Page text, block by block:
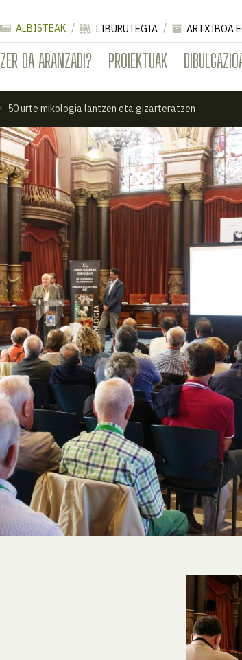
ZER DA ARANZADI? PROIEKTUAK
ALBISTEAK LIBURUTEGIA ARTXIBOA
50 urte mikologia lantzen eta gizarteratzen